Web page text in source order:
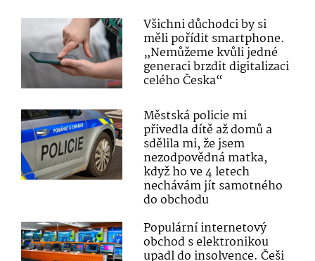
Všichni důchodci by si
měli pořídit smartphone.
„Nemůžeme kvůli jedné
generaci brzdit digitalizaci
celého Česka“
Městská policie mi
přivedla dítě až domů a
sdělila mi, že jsem
nezodpovědná matka,
když ho ve 4 letech
nechávám jít samotného
do obchodu
Populární internetový
obchod s elektronikou
upadl do insolvence. Češi